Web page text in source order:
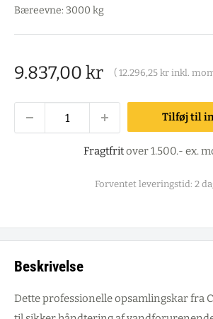
Bæreevne: 3000 kg
Salgspris
9.837,00 kr ( 12.296,25 kr inkl.
Tilføj til
Fragtfritover 1.500.- ex.
Forventet leveringstid: 2
Beskrivelse
Dette professionelle opsamlingskar fra